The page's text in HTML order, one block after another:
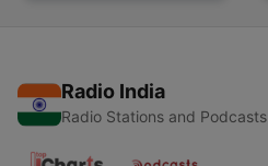
Radio India
Radio Stations and Podcasts